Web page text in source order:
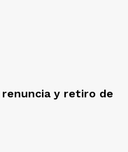
y retiro de